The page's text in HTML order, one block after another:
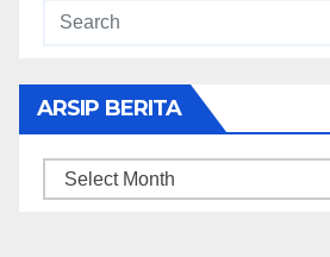
ARSIP BERITA
ARSIP